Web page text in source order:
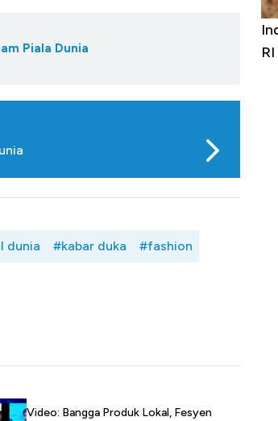
Piala Dunia
dunia #kabar duka #fashion
Video: Bangga Produk Lokal, Fesyen
Kaki Tumbuh Double Digit
RI